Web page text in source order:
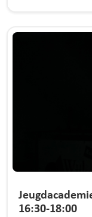
16:30-18:00